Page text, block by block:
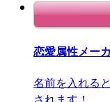
恋愛属性メー
名前を入れる
されます！